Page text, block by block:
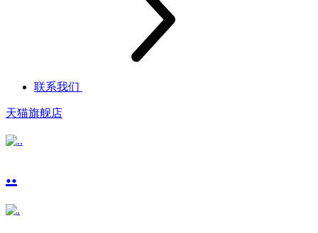
联系我们
天猫旗舰店
..